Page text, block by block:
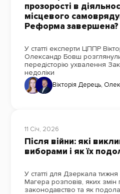
прозорості в
місцевого
Реформа завершена?
У статті експерти ЦППР
Олександр Бовш
передісторію ухвалення
недоліки
Вікторія Дерець,
11 Січ, 2026
Після війни: які
виборами і як їх
У статті для Дзеркала
Магера розповів, яких
законодавство та як